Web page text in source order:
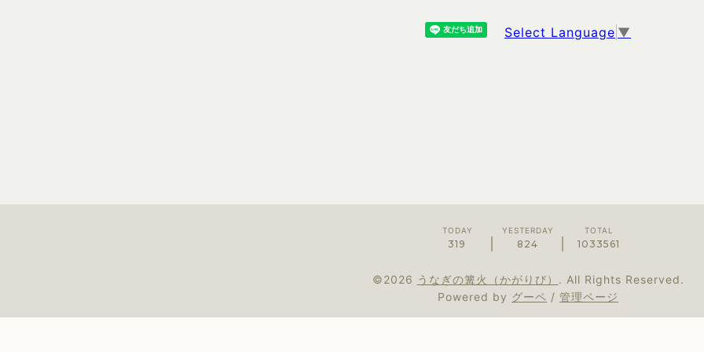
Select Language ▼
TODAY
319
YESTERDAY
824
TOTAL
1033561
©2026 うなぎの篝火（かがりび） . All Rights Reserved.
Powered by グーペ / 管理ページ